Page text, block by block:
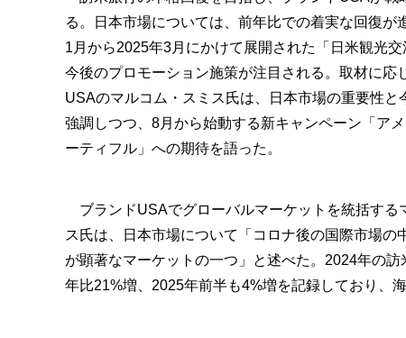
る。日本市場については、前年比での着実な回復が
1月から2025年3月にかけて展開された「日米観光
今後のプロモーション施策が注目される。取材に応
USAのマルコム・スミス氏は、日本市場の重要性と
強調しつつ、8月から始動する新キャンペーン「ア
ーティフル」への期待を語った。
ブランドUSAでグローバルマーケットを統括する
ス氏は、日本市場について「コロナ後の国際市場の
が顕著なマーケットの一つ」と述べた。2024年の訪
年比21%増、2025年前半も4%増を記録しており、